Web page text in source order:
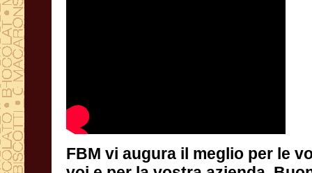
FBM vi augura il meglio per le